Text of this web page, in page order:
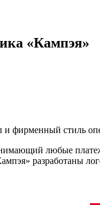
«Кампэя»
и фирменный стиль
любые
разработаны